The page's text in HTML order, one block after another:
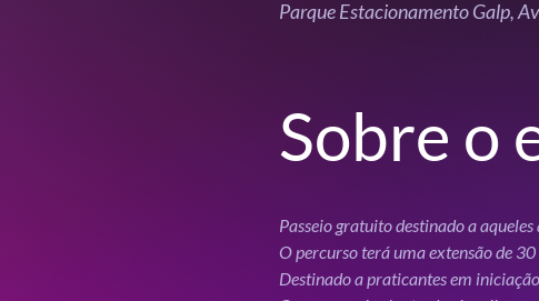
Parque Estacionamento Galp,
Sobre o
O percurso terá uma extensão de